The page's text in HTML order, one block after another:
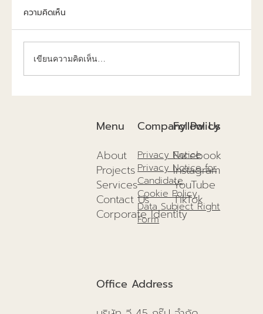
แวดล้อม และอนาคตที่ดีกว่าเดิม!
ความคิดเห็น
เขียนความคิดเห็น…
Menu
About
Projects
Services
Contact Us
Corporate Identity
Office Address
Follow Us
Facebook
Instagram
YouTube
TikTok
Company Policy
Privacy Notice
Privacy Notice for
Candidate
Cookie Policy
Data Subject Right
Form